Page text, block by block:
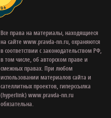
Все права на материалы, находящиеся
на сайте www.pravda-nn.ru, охраняются
в соответствии с законодательством РФ,
в том числе, об авторском праве и
смежных правах. При любом
использовании материалов сайта и
сателлитных проектов, гиперссылка
(hyperlink) www.pravda-nn.ru
обязательна.